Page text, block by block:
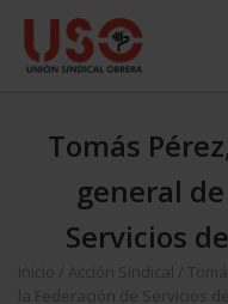
Tomás
general
Servicios
Inicio Acción Sindical
la Federación de Servicios